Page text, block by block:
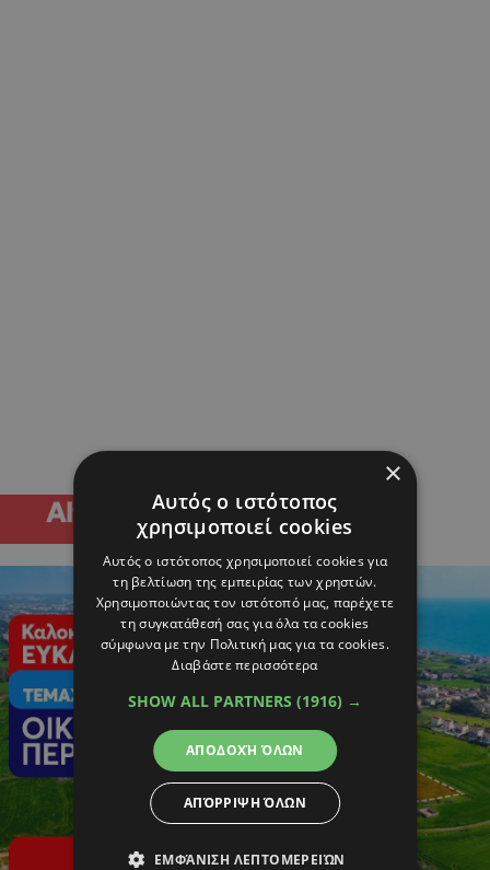
×
Αυτός ο ιστότοπος
χρησιμοποιεί cookies
Αυτός ο ιστότοπος χρησιμοποιεί cookies για
τη βελτίωση της εμπειρίας των χρηστών.
Χρησιμοποιώντας τον ιστότοπό μας, παρέχετε
τη συγκατάθεσή σας για όλα τα cookies
σύμφωνα με την Πολιτική μας για τα cookies.
Διαβάστε περισσότερα
SHOW ALL PARTNERS (1916) →
ΑΠΟΔΟΧΉ ΌΛΩΝ
ΑΠΌΡΡΙΨΗ ΌΛΩΝ
ΕΜΦΆΝΙΣΗ ΛΕΠΤΟΜΕΡΕΙΏΝ